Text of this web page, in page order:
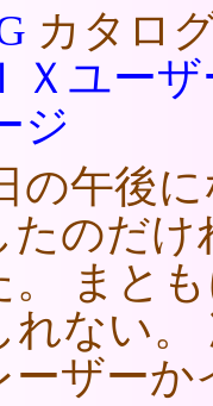
カタロ
Ｘユー
ジ
の午後
たのだ
。 まと
れない
ーザー